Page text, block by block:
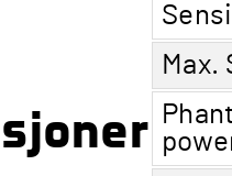
Max.